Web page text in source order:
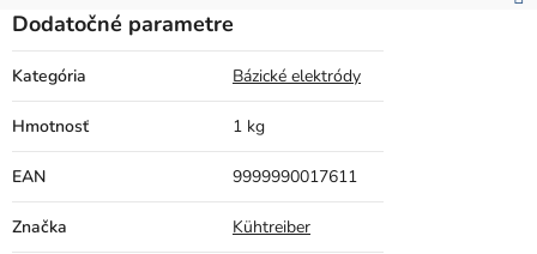
Dodatočné parametre
Kategória Bázické elektródy
Hmotnosť 1 kg
EAN 9999990017611
Značka Kühtreiber